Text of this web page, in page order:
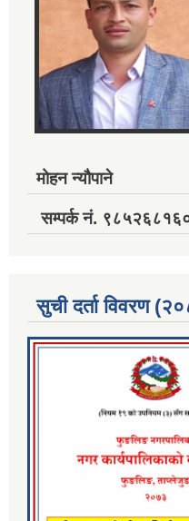
मोहन न्यौपाने
सम्पर्क नं.
सुची दर्ता विवरण